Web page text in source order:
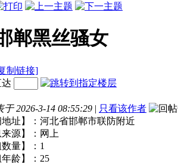
郸黑丝骚女
制链接]
于 2026-3-14 08:55:29 | 只看该作者
地址】：河北省邯郸市联防附近
来源】：网上
姐数量】：1
年龄】：25